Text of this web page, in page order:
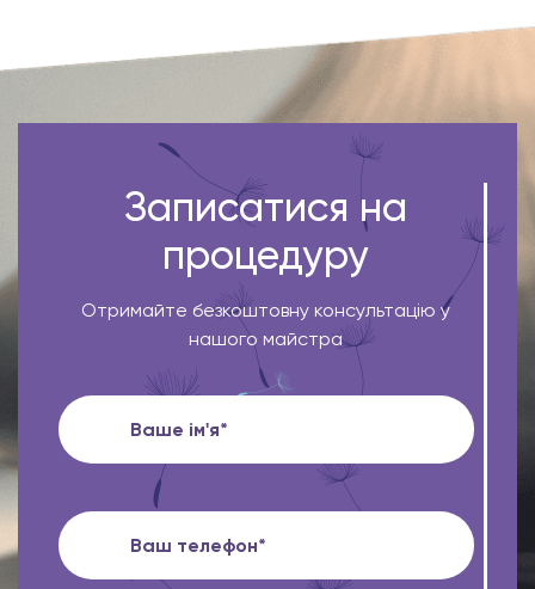
Записатися на
процедуру
Отримайте безкоштовну консультацію у
нашого майстра